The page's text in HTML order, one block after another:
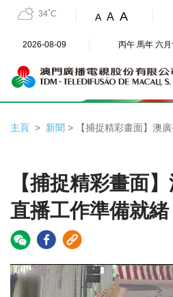
34˚C A A A
2026-08-09 丙午 馬年 六
主頁 新聞 > 【捕捉精彩畫面】澳
【捕捉精彩畫面
直播工作準備就緒
Video
Player